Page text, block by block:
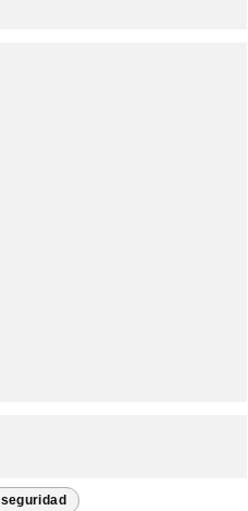
seguridad